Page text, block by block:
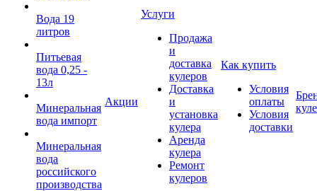
Вода 19
литров
Питьевая
вода 0,25 -
13л
Минеральная
вода импорт
Минеральная
вода
российского
производства
Акции
Услуги
Продажа
и
доставка
кулеров
Доставка
и
установка
кулера
Аренда
кулера
Ремонт
кулеров
Как купить
Условия
оплаты
Условия
доставки